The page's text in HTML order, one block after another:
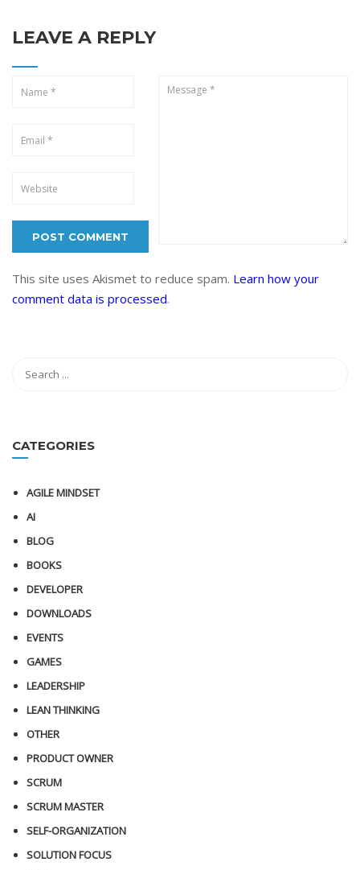
LEAVE A REPLY
This site uses Akismet to reduce spam. Learn how your
comment data is processed.
CATEGORIES
AGILE MINDSET
AI
BLOG
BOOKS
DEVELOPER
DOWNLOADS
EVENTS
GAMES
LEADERSHIP
LEAN THINKING
OTHER
PRODUCT OWNER
SCRUM
SCRUM MASTER
SELF-ORGANIZATION
SOLUTION FOCUS